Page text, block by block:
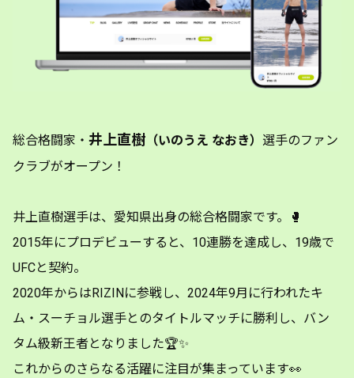
総合格闘家・ 井上直樹 （いのうえ なおき） 選手のファン
クラブがオープン！
井上直樹選手は、愛知県出身の総合格闘家です。🥊
2015年にプロデビューすると、10連勝を達成し、19歳で
UFCと契約。
2020年からはRIZINに参戦し、2024年9月に行われたキ
ム・スーチョル選手とのタイトルマッチに勝利し、バン
タム級新王者となりました🏆✨
これからのさらなる活躍に注目が集まっています👀